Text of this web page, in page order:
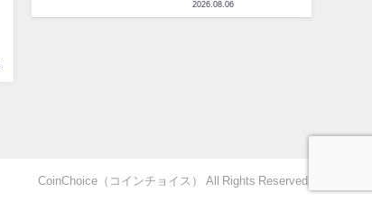
2026.08.06
CoinChoice（コインチョイス） All Rights Reserved.